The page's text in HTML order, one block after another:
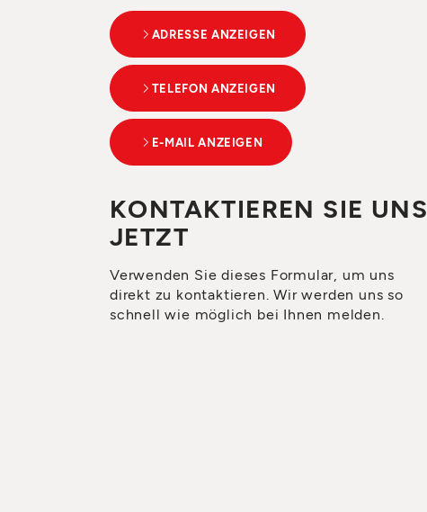
ADRESSE ANZEIGEN
TELEFON ANZEIGEN
E-MAIL ANZEIGEN
KONTAKTIEREN SIE UNS
JETZT
Verwenden Sie dieses Formular, um uns
direkt zu kontaktieren. Wir werden uns so
schnell wie möglich bei Ihnen melden.